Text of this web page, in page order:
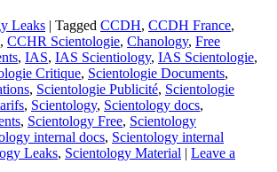
Leaks | Tagged CCDH, CCDH France,
, CCHR Scientologie, Chanology, Free
, IAS, IAS Scientiology, IAS Scientologie,
Critique, Scientologie Documents,
, Scientologie Publicité, Scientologie
, Scientology, Scientology docs,
, Scientology Free, Scientology
internal docs, Scientology internal
Leaks, Scientology Material | Leave a